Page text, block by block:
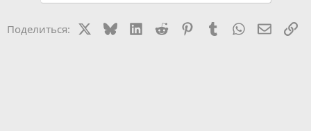
и
Поделиться: BlueskyLinkedIn
Reddit PinterestTumblr WhatsApp